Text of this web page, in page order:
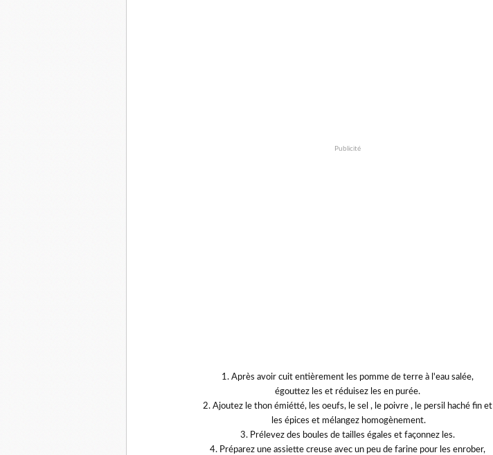
Publicité
1. Après avoir cuit entièrement les pomme de terre à l'eau salée,
égouttez les et réduisez les en purée.
2. Ajoutez le thon émiétté, les oeufs, le sel , le poivre , le persil haché fin et
les épices et mélangez homogènement.
3. Prélevez des boules de tailles égales et façonnez les.
4. Préparez une assiette creuse avec un peu de farine pour les enrober,